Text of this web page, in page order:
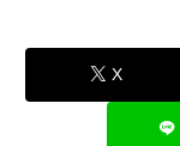
X